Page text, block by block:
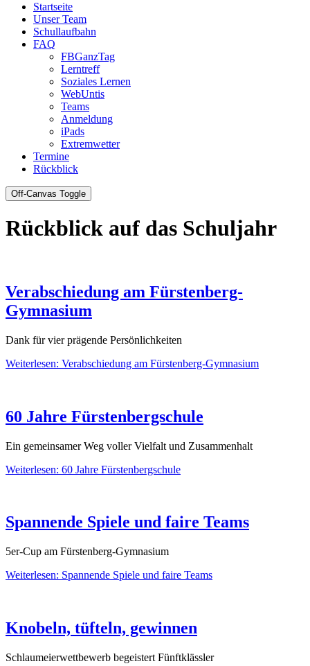
Startseite
Unser Team
Schullaufbahn
FAQ
FBGanzTag
Lerntreff
Soziales Lernen
WebUntis
Teams
Anmeldung
iPads
Extremwetter
Termine
Rückblick
Off-Canvas Toggle
Rückblick auf das Schuljahr
Verabschiedung am Fürstenberg-
Gymnasium
Dank für vier prägende Persönlichkeiten
Weiterlesen: Verabschiedung am Fürstenberg-Gymnasium
60 Jahre Fürstenbergschule
Ein gemeinsamer Weg voller Vielfalt und Zusammenhalt
Weiterlesen: 60 Jahre Fürstenbergschule
Spannende Spiele und faire Teams
5er-Cup am Fürstenberg-Gymnasium
Weiterlesen: Spannende Spiele und faire Teams
Knobeln, tüfteln, gewinnen
Schlaumeierwettbewerb begeistert Fünftklässler